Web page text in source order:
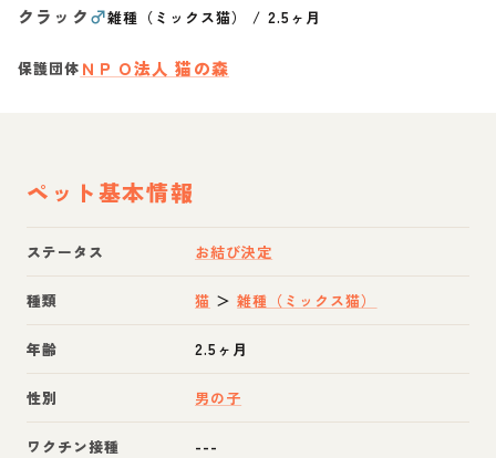
クラック♂雑種（ミックス猫） / 2.5ヶ月
保護団体 ＮＰＯ法人 猫の森
ペット基本情報
ステータス お結び決定
種類 猫 ＞雑種（ミックス猫）
年齢 2.5ヶ月
性別 男の子
ワクチン接種 ---